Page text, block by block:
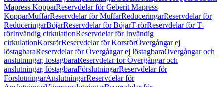
Mapress KopparReservdelar för Geberit Mapress
KopparMuffarReservdelar för MuffarReduceringarReservdelar för
ReduceringarBöjarReservdelar för BöjarT-rörReservdelar för T-
rörInvändig cirkulationReservdelar för Invändig
cirkulationKorsrörReservdelar för KorsrörÖvergångar ej
löstagbaraReservdelar för Övergångar ej löstagbaraÖvergångar och
anslutningar, löstagbaraReservdelar för Övergångar och
anslutningar, löstagbaraFörslutningarReservdelar för
FörslutningarAnslutningarReservdelar för